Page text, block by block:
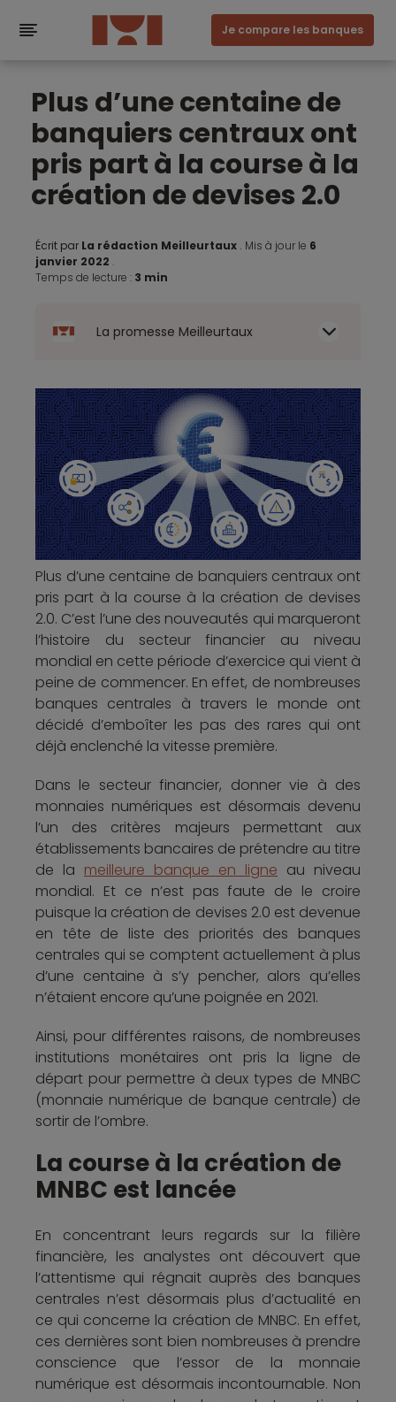
Je compare les banques
Plus d’une centaine de
banquiers centraux ont
pris part à la course à la
création de devises 2.0
Écrit par La rédaction Meilleurtaux . Mis à jour le 6
janvier 2022 .
Temps de lecture : 3 min
La promesse Meilleurtaux
Plus d’une centaine de banquiers centraux ont
pris part à la course à la création de devises
2.0. C’est l’une des nouveautés qui marqueront
l’histoire du secteur financier au niveau
mondial en cette période d’exercice qui vient à
peine de commencer. En effet, de nombreuses
banques centrales à travers le monde ont
décidé d’emboîter les pas des rares qui ont
déjà enclenché la vitesse première.
Dans le secteur financier, donner vie à des
monnaies numériques est désormais devenu
l’un des critères majeurs permettant aux
établissements bancaires de prétendre au titre
de la meilleure banque en ligne au niveau
mondial. Et ce n’est pas faute de le croire
puisque la création de devises 2.0 est devenue
en tête de liste des priorités des banques
centrales qui se comptent actuellement à plus
d’une centaine à s’y pencher, alors qu’elles
n’étaient encore qu’une poignée en 2021.
Ainsi, pour différentes raisons, de nombreuses
institutions monétaires ont pris la ligne de
départ pour permettre à deux types de MNBC
(monnaie numérique de banque centrale) de
sortir de l’ombre.
La course à la création de
MNBC est lancée
En concentrant leurs regards sur la filière
financière, les analystes ont découvert que
l’attentisme qui régnait auprès des banques
centrales n’est désormais plus d’actualité en
ce qui concerne la création de MNBC. En effet,
ces dernières sont bien nombreuses à prendre
conscience que l’essor de la monnaie
numérique est désormais incontournable. Non